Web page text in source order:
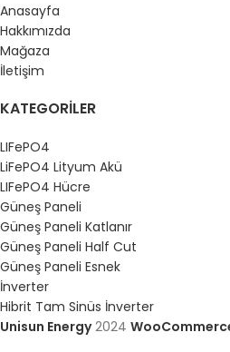
Anasayfa
Hakkımızda
Mağaza
İletişim
KATEGORILER
LIFePO4
LiFePO4 Lityum Akü
LIFePO4 Hücre
Güneş Paneli
Güneş Paneli Katlanır
Güneş Paneli Half Cut
Güneş Paneli Esnek
İnverter
Hibrit Tam Sinüs İnverter
Unisun Energy2024